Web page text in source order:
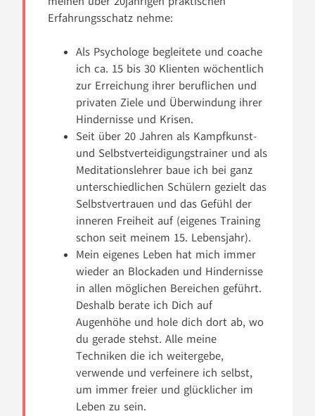
Erfahrungsschatz nehme:
Als Psychologe begleitete und coache
ich ca. 15 bis 30 Klienten wöchentlich
zur Erreichung ihrer beruflichen und
privaten Ziele und Überwindung ihrer
Hindernisse und Krisen.
Seit über 20 Jahren als Kampfkunst-
und Selbstverteidigungstrainer und als
Meditationslehrer baue ich bei ganz
unterschiedlichen Schülern gezielt das
Selbstvertrauen und das Gefühl der
inneren Freiheit auf (eigenes Training
schon seit meinem 15. Lebensjahr).
Mein eigenes Leben hat mich immer
wieder an Blockaden und Hindernisse
in allen möglichen Bereichen geführt.
Deshalb berate ich Dich auf
Augenhöhe und hole dich dort ab, wo
du gerade stehst. Alle meine
Techniken die ich weitergebe,
verwende und verfeinere ich selbst,
um immer freier und glücklicher im
Leben zu sein.